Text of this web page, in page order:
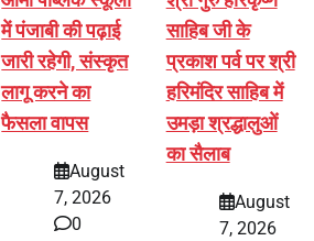
में पंजाबी की पढ़ाई
जारी रहेगी, संस्कृत
लागू करने का
फैसला वापस
August
7, 2026
0
साहिब जी के
प्रकाश पर्व पर श्री
हरिमंदिर साहिब में
उमड़ा श्रद्धालुओं
का सैलाब
August
7, 2026